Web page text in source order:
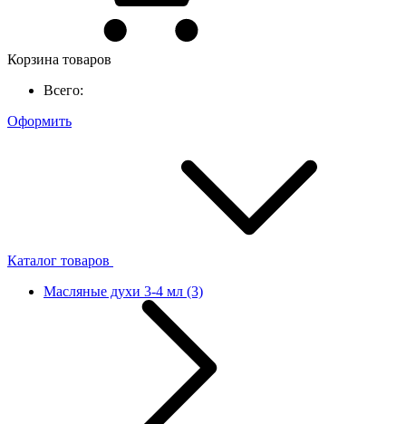
Корзина товаров
Всего:
Оформить
Каталог товаров
Масляные духи 3-4 мл (3)